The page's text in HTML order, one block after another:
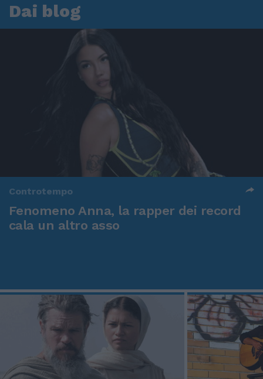
Dai blog
Controtempo
Fenomeno Anna, la rapper dei record
cala un altro asso